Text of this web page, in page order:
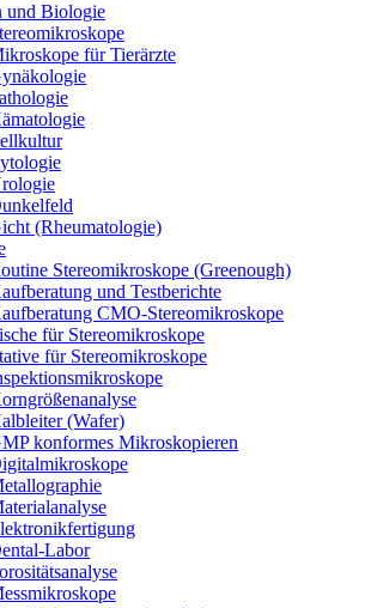
und Biologie
für Tierärzte
(Rheumatologie)
Stereomikroskope (Greenough)
und Testberichte
CMO-Stereomikroskope
für Stereomikroskope
für Stereomikroskope
(Wafer)
konformes Mikroskopieren
Labor